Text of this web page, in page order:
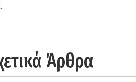
.
Άρθρα